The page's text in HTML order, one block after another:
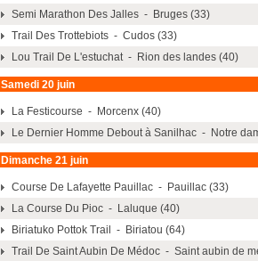
Semi Marathon Des Jalles - Bruges (33)
Trail Des Trottebiots - Cudos (33)
Lou Trail De L'estuchat - Rion des landes (40)
Samedi 20 juin
La Festicourse - Morcenx (40)
Le Dernier Homme Debout à Sanilhac - Notre
Dimanche 21 juin
Course De Lafayette Pauillac - Pauillac (33)
La Course Du Pioc - Laluque (40)
Biriatuko Pottok Trail - Biriatou (64)
Trail De Saint Aubin De Médoc - Saint aubin de